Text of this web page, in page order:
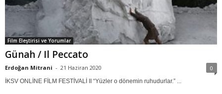
Film Eleştirisi ve Yorumlar
Günah / Il Peccato
Erdoğan Mitrani - 21 Haziran 2020 0
İKSV ONLİNE FİLM FESTİVALİ II “Yüzler o dönemin ruhudurlar.” ...